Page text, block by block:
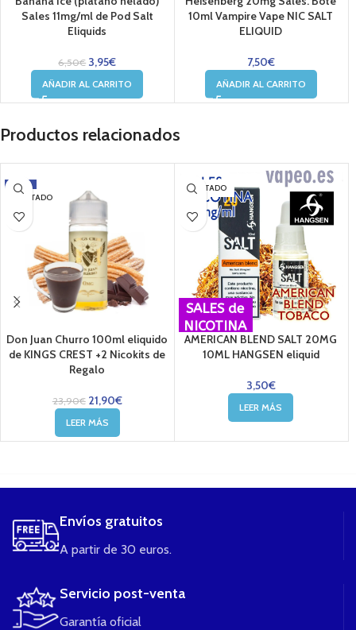
Sales 11mg/ml de Pod Salt
Eliquids
6,50€ 3,95€
AÑADIR AL CARRITO
10ml Vampire Vape NIC SALT
ELIQUID
7,50€
AÑADIR AL CARRITO
Productos relacionados
-8%
AGOTADO
Don Juan Churro 100ml eliquido
de KINGS CREST +2 Nicokits de
Regalo
23,90€ 21,90€
LEER MÁS
AGOTADO
SALES de
NICOTINA
AMERICAN BLEND SALT 20MG
10ML HANGSEN eliquid
3,50€
LEER MÁS
Envíos gratuitos
A partir de 30 euros.
Servicio post-venta
Garantía oficial